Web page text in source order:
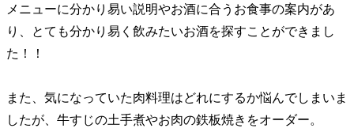
メニューに分かり易い説明やお酒に合うお食事の案内があ
り、とても分かり易く飲みたいお酒を探すことができまし
た！！
また、気になっていた肉料理はどれにするか悩んでしまいま
したが、牛すじの土手煮やお肉の鉄板焼きをオーダー。